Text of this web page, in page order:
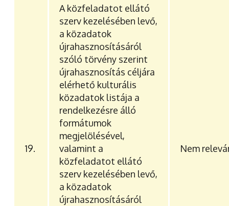
19.
A közfeladatot ellátó
szerv kezelésében levő,
a közadatok
újrahasznosításáról
szóló törvény szerint
újrahasznosítás céljára
elérhető kulturális
közadatok listája a
rendelkezésre álló
formátumok
megjelölésével,
valamint a
közfeladatot ellátó
szerv kezelésében levő,
a közadatok
újrahasznosításáról
Nem